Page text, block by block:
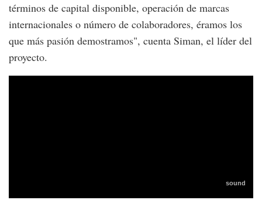
términos de capital disponible, operación de marcas
internacionales o número de colaboradores, éramos los
que más pasión demostramos", cuenta Siman, el líder del
proyecto.